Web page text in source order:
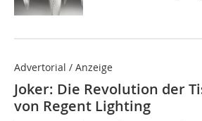
Advertorial / Anzeige
Joker: Die Revolution der
von Regent Lighting